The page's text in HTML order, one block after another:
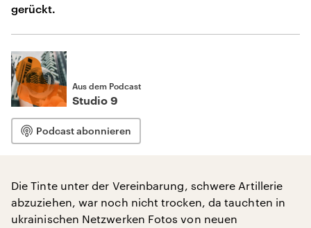
gerückt.
Aus dem Podcast
Studio 9
Podcast abonnieren
Die Tinte unter der Vereinbarung, schwere Artillerie
abzuziehen, war noch nicht trocken, da tauchten in
ukrainischen Netzwerken Fotos von neuen